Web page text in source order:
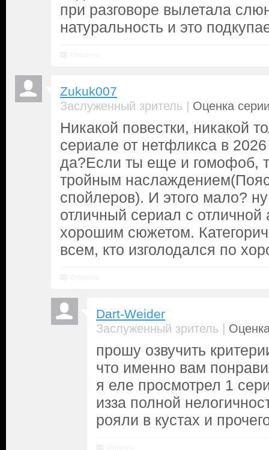
при разговоре вылетала
натуральность и это
Zukuk007
Заслуженный зритель | Оценка
Никакой повестки, никакой
сериале от нетфликса в
да?Если ты еще и гомофоб,
тройным
спойлеров). И этого мало? ну
отличный сериал с отличной
хорошим сюжетом.
всем, кто изголодался по
Dart-Weider
Заслуженный зритель |
прошу озвучить
что именно вам
я еле просмотрел 1
изза полной
рояли в кустах и